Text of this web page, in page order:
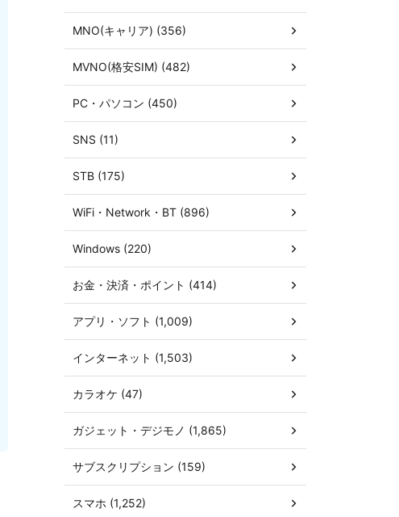
MNO(キャリア) (356)
MVNO(格安SIM) (482)
PC・パソコン (450)
SNS (11)
STB (175)
WiFi・Network・BT (896)
Windows (220)
お金・決済・ポイント (414)
アプリ・ソフト (1,009)
インターネット (1,503)
カラオケ (47)
ガジェット・デジモノ (1,865)
サブスクリプション (159)
スマホ (1,252)